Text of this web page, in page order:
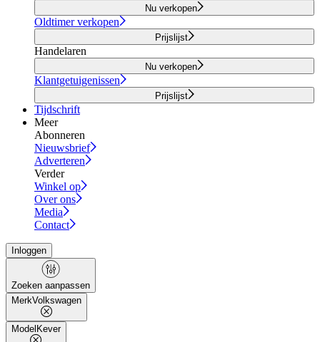
Nu verkopen
Oldtimer verkopen
Prijslijst
Handelaren
Nu verkopen
Klantgetuigenissen
Prijslijst
Tijdschrift
Meer
Abonneren
Nieuwsbrief
Adverteren
Verder
Winkel op
Over ons
Media
Contact
Inloggen
Zoeken aanpassen
MerkVolkswagen
Model Kever